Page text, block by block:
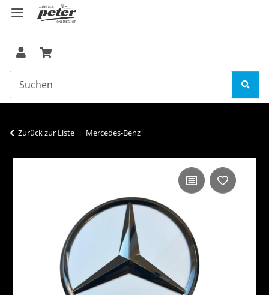
Zurück zur Liste Mercedes-Benz